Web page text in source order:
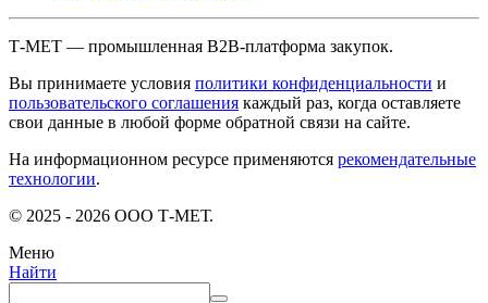
Т-МЕТ — промышленная B2B-платформа закупок.
Вы принимаете условия политики конфиденциальности и
пользовательского соглашения каждый раз, когда оставляете
свои данные в любой форме обратной связи на сайте.
На информационном ресурсе применяются рекомендательные
технологии.
© 2025 - 2026 ООО Т-МЕТ.
Меню
Найти